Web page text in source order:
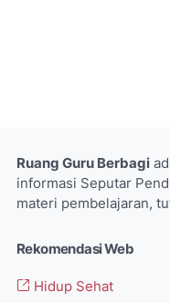
Ruang Guru Berbagi
informasi Seputar
materi pembelajaran,
Rekomendasi Web
Hidup Sehat